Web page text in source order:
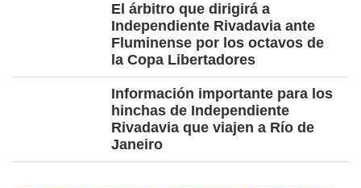
El árbitro que dirigirá a
Independiente Rivadavia ante
Fluminense por los octavos de
la Copa Libertadores
Información importante para los
hinchas de Independiente
Rivadavia que viajen a Río de
Janeiro